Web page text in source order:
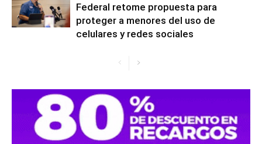
Federal retome propuesta para
proteger a menores del uso de
celulares y redes sociales